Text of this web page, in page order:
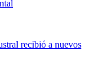
recibió a nuevos